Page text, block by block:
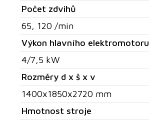
Počet zdvihů
65, 120 /min
Výkon hlavního elektromotoru
4/7,5 kW
Rozměry d x š x v
1400x1850x2720 mm
Hmotnost stroje